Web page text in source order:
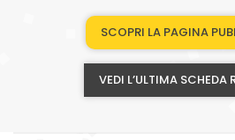
SCOPRI LA PAGINA
VEDI L’ULTIMA SCHEDA